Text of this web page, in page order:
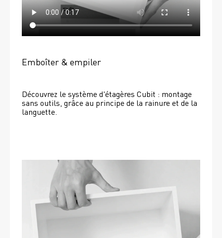
Emboîter & empiler
Découvrez le système d'étagères Cubit : montage
sans outils, grâce au principe de la rainure et de la
languette.